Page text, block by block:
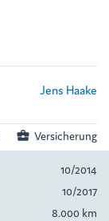
Jens Haake
business_center Versicherung
10/2014
10/2017
8.000 km